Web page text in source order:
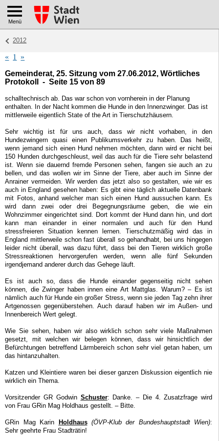
Menü
2012
« 1
»
Gemeinderat, 25. Sitzung vom 27.06.2012, Wörtliches
Protokoll - Seite 15 von 89
schalltechnisch ab. Das war schon von vornherein in der Planung
enthalten. In der Nacht kommen die Hunde in den Innenzwinger. Das ist
mittlerweile eigentlich State of the Art in Tierschutzhäusern.
Sehr wichtig ist für uns auch, dass wir nicht vorhaben, in den
Hundezwingern quasi einen Publikumsverkehr zu haben. Das heißt,
wenn jemand sich einen Hund nehmen möchten, dann wird er nicht bei
150 Hunden durchgeschleust, weil das auch für die Tiere sehr belastend
ist. Wenn sie dauernd fremde Personen sehen, fangen sie auch an zu
bellen, und das wollen wir im Sinne der Tiere, aber auch im Sinne der
Anrainer vermeiden. Wir werden das jetzt also so gestalten, wie wir es
auch in England gesehen haben: Es gibt eine täglich aktuelle Datenbank
mit Fotos, anhand welcher man sich einen Hund aussuchen kann. Es
wird dann zwei oder drei Begegnungsräume geben, die wie ein
Wohnzimmer eingerichtet sind. Dort kommt der Hund dann hin, und dort
kann man einander in einer normalen und auch für den Hund
stressfreieren Situation kennen lernen. Tierschutzmäßig wird das in
England mittlerweile schon fast überall so gehandhabt, bei uns hingegen
leider nicht überall, was dazu führt, dass bei den Tieren wirklich große
Stressreaktionen hervorgerufen werden, wenn alle fünf Sekunden
irgendjemand anderer durch das Gehege läuft.
Es ist auch so, dass die Hunde einander gegenseitig nicht sehen
können, die Zwinger haben innen eine Art Mattglas. Warum? – Es ist
nämlich auch für Hunde ein großer Stress, wenn sie jeden Tag zehn ihrer
Artgenossen gegenüberstehen. Auch darauf haben wir im Außen- und
Innenbereich Wert gelegt.
Wie Sie sehen, haben wir also wirklich schon sehr viele Maßnahmen
gesetzt, mit welchen wir belegen können, dass wir hinsichtlich der
Befürchtungen betreffend Lärmbereich schon sehr viel getan haben, um
das hintanzuhalten.
Katzen und Kleintiere waren bei dieser ganzen Diskussion eigentlich nie
wirklich ein Thema.
Vorsitzender GR Godwin Schuster: Danke. – Die 4. Zusatzfrage wird
von Frau GRin Mag Holdhaus gestellt. – Bitte.
GRin Mag Karin Holdhaus(ÖVP-Klub der Bundeshauptstadt Wien):
Sehr geehrte Frau Stadträtin!